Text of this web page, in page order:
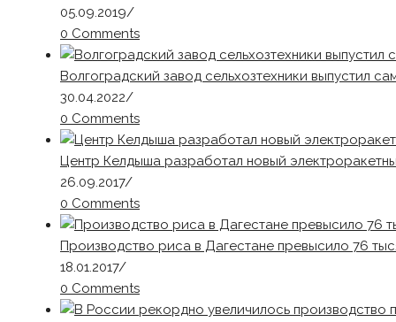
05.09.2019/
0 Comments
Волгоградский завод сельхозтехники выпустил
30.04.2022/
0 Comments
Центр Келдыша разработал новый
26.09.2017/
0 Comments
Производство риса в Дагестане превысило 76
18.01.2017/
0 Comments